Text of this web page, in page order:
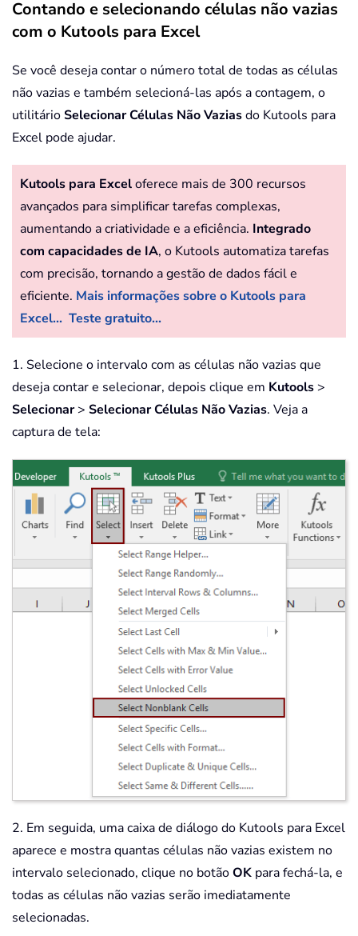
Contando e selecionando células não vazias
com o Kutools para Excel
Se você deseja contar o número total de todas as células
não vazias e também selecioná-las após a contagem, o
utilitárioSelecionar Células Não Vaziasdo Kutools para
Excel pode ajudar.
Kutools para Exceloferece mais de 300 recursos
avançados para simplificar tarefas complexas,
aumentando a criatividade e a eficiência. Integrado
com capacidades de IA, o Kutools automatiza tarefas
com precisão, tornando a gestão de dados fácil e
eficiente. Mais informações sobre o Kutools para
Excel... Teste gratuito...
1. Selecione o intervalo com as células não vazias que
deseja contar e selecionar, depois clique em Kutools >
Selecionar> Selecionar Células Não Vazias. Veja a
captura de tela:
2. Em seguida, uma caixa de diálogo do Kutools para Excel
aparece e mostra quantas células não vazias existem no
intervalo selecionado, clique no botãoOK para fechá-la, e
todas as células não vazias serão imediatamente
selecionadas.